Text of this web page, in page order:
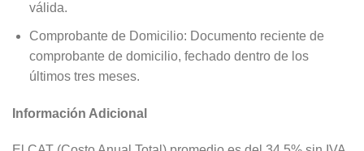
válida.
Comprobante de Domicilio: Documento reciente de
comprobante de domicilio, fechado dentro de los
últimos tres meses.
Información Adicional